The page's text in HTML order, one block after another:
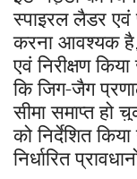
स्पाइरल लैडर एवं
करना आवश्यक है
एवं निरीक्षण
कि जिग-जैग
सीमा समाप्त
को निर्देशित
निर्धारित